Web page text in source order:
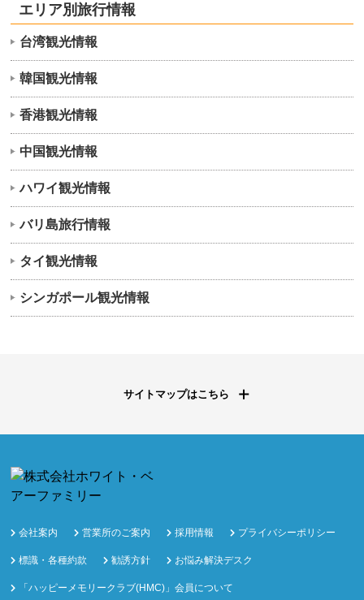
エリア別旅行情報
台湾観光情報
韓国観光情報
香港観光情報
中国観光情報
ハワイ観光情報
バリ島旅行情報
タイ観光情報
シンガポール観光情報
サイトマップはこちら
会社案内 営業所のご案内 採用情報 プライバシーポリシー
標識・各種約款 勧誘方針 お悩み解決デスク
「ハッピーメモリークラブ(HMC)」会員について